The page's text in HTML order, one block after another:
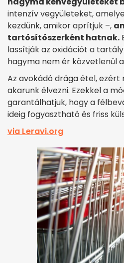
intenzív vegyületeket,
kezdünk, amikor aprítjuk –,
tartósítószerként hatnak.
lassítják az oxidációt a
hagyma nem ér közvetlenül
Az avokádó drága étel,
akarunk élvezni. Ezekkel a
garantálhatjuk, hogy a
ideig fogyasztható és friss
via Leravi.org